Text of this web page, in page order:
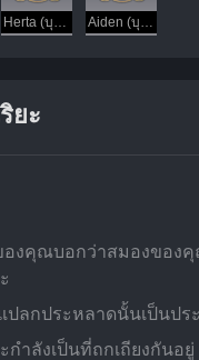
Herta (บุคคล) Aiden (บุคคล)
ยะ
งคุณบอกว่าสมองขอ
ลกประหลาดนั้นเป็นปร
ำลังเป็นที่ถกเถียงกัน